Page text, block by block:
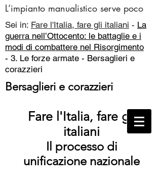
L’impianto manualistico serve poco
Sei in: Fare l'Italia, fare gli italiani - La
guerra nell’Ottocento: le battaglie e i
modi di combattere nel Risorgimento
- 3. Le forze armate - Bersaglieri e
corazzieri
Bersaglieri e corazzieri
Fare l'Italia, fare gli
italiani
Il processo di
unificazione nazionale